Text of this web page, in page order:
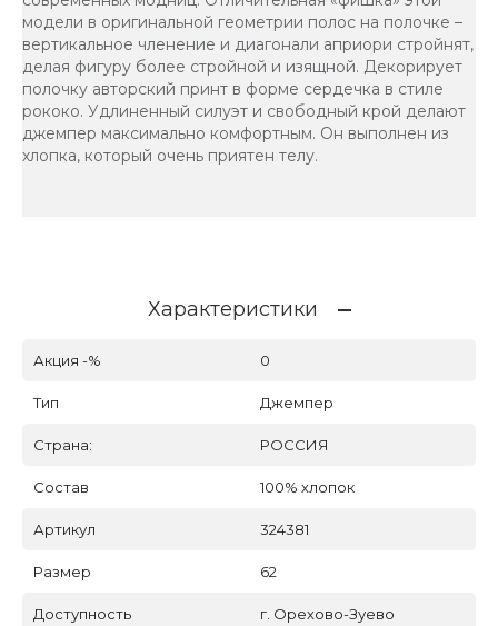
модели в оригинальной геометрии полос на полочке –
вертикальное членение и диагонали априори стройнят,
делая фигуру более стройной и изящной. Декорирует
полочку авторский принт в форме сердечка в стиле
рококо. Удлиненный силуэт и свободный крой делают
джемпер максимально комфортным. Он выполнен из
хлопка, который очень приятен телу.
Характеристики
Акция -% 0
Тип Джемпер
Страна: РОССИЯ
Состав 100% хлопок
Артикул 324381
Размер 62
Доступность г. Орехово-Зуево